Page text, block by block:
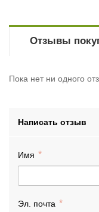
Отзывы
Пока нет ни одного
Написать отзыв
Имя
Эл. почта